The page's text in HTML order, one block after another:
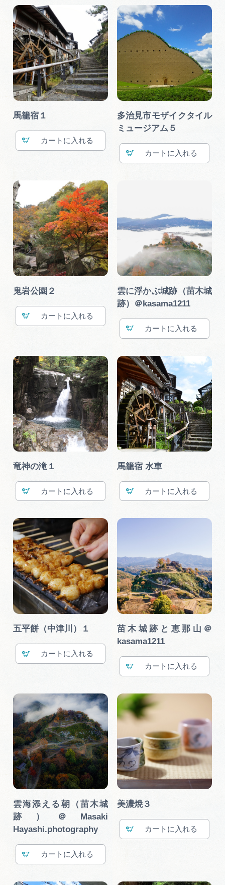
馬籠宿１
カート
多治見市モザイクタイル
ミュージアム５
カート
鬼岩公園２
カート
雲に浮かぶ城跡（苗木城
跡）＠kasama1211
カート
竜神の滝１
カート
馬籠宿 水車
カート
五平餅（中津川）１
カート
苗木城跡と恵那山＠
kasama1211
カート
雲海添える朝（苗木城
跡）＠Masaki
Hayashi.photography
カート
美濃焼３
カート